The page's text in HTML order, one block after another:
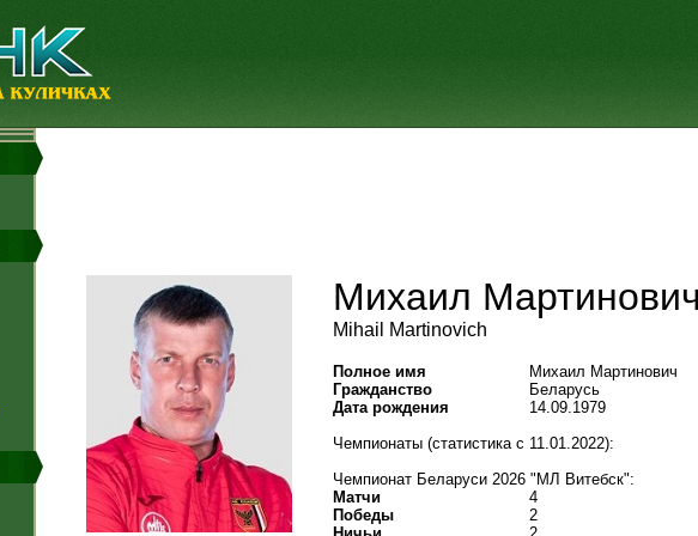
Михаил
Mihail Martinovich
Полное имя
Михаил Мартинович
Гражданство
Беларусь
Дата рождения
14.09.1979
Чемпионаты (статистика с 11.01.2022):
Чемпионат Беларуси 2026 "МЛ Витебск":
Матчи
4
Победы
2